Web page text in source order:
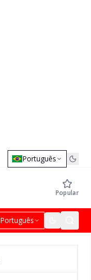
Português
Popular
Português